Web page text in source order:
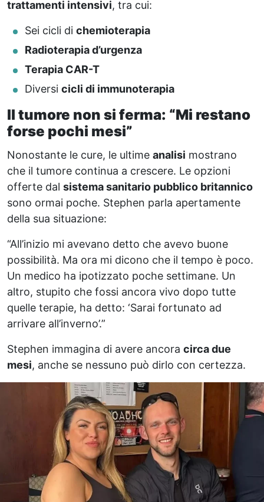
trattamenti intensivi, tra cui:
Sei cicli di chemioterapia
Radioterapia d’urgenza
Terapia CAR-T
Diversi cicli di immunoterapia
Il tumore non si ferma: “Mi restano
forse pochi mesi”
Nonostante le cure, le ultime analisi mostrano
che il tumore continua a crescere. Le opzioni
offerte dal sistema sanitario pubblico britannico
sono ormai poche. Stephen parla apertamente
della sua situazione:
“All’inizio mi avevano detto che avevo buone
possibilità. Ma ora mi dicono che il tempo è poco.
Un medico ha ipotizzato poche settimane. Un
altro, stupito che fossi ancora vivo dopo tutte
quelle terapie, ha detto: ‘Sarai fortunato ad
arrivare all’inverno’.”
Stephen immagina di avere ancora circa due
mesi, anche se nessuno può dirlo con certezza.